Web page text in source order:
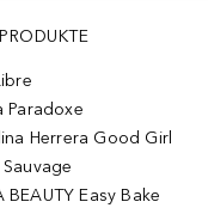
Paradoxe
Herrera Good Girl
Sauvage
BEAUTY Easy Bake